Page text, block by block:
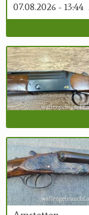
07.08.2026 - 13:44